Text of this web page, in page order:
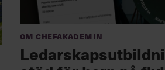
Om Chefakademin